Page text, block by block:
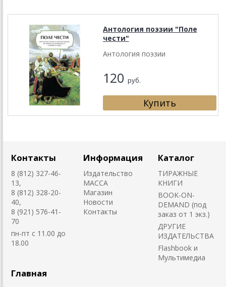
Антология поэзии "Поле
чести"
Антология поэзии
120 руб.
Контакты
8 (812) 327-46-
13,
8 (812) 328-20-
40,
8 (921) 576-41-
70
пн-пт с 11.00 до
18.00
Информация
Издательство
MACCA
Магазин
Новости
Контакты
Каталог
ТИРАЖНЫЕ
КНИГИ
BOOK-ON-
DEMAND (под
заказ от 1 экз.)
ДРУГИЕ
ИЗДАТЕЛЬСТВА
Flashbook и
Мультимедиа
Главная